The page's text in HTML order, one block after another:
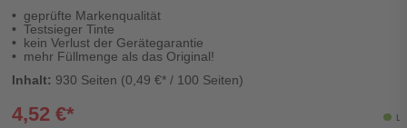
geprüfte Markenqualität
Testsieger Tinte
kein Verlust der Gerätegarantie
mehr Füllmenge als das Original!
Inhalt: 930 Seiten (0,49 €* / 100 Seiten)
4,52 €*